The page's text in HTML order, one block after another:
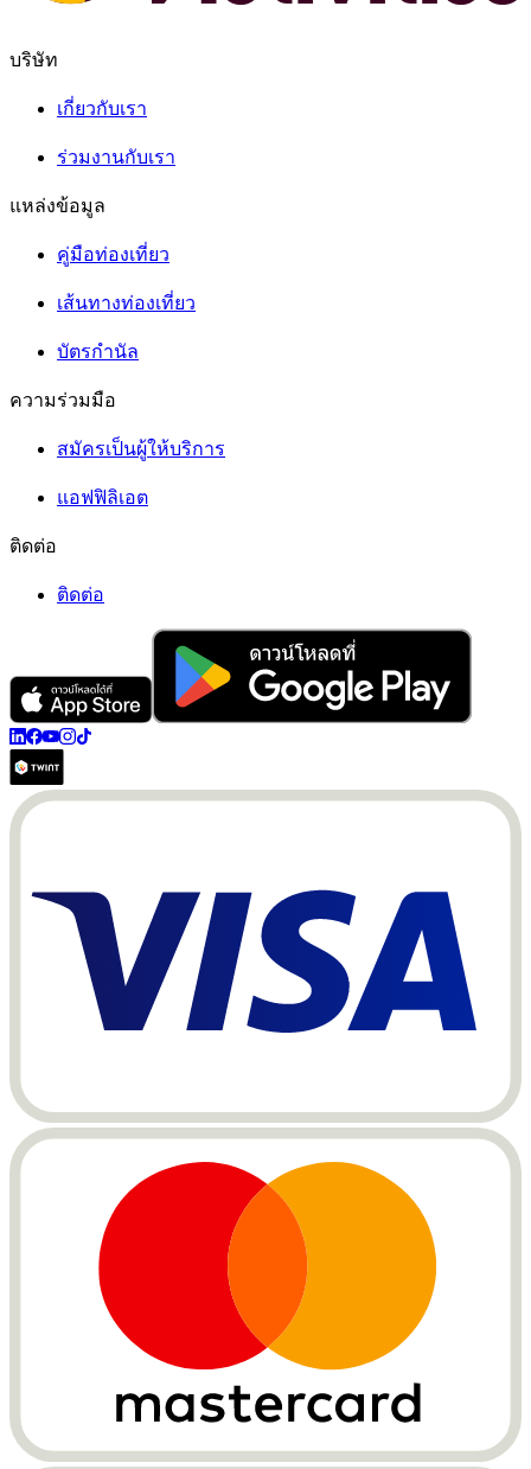
บริษัท
เกี่ยวกับเรา
ร่วมงานกับเรา
แหล่งข้อมูล
คู่มือท่องเที่ยว
เส้นทางท่องเที่ยว
บัตรกำนัล
ความร่วมมือ
สมัครเป็นผู้ให้บริการ
แอฟฟิลิเอต
ติดต่อ
ติดต่อ